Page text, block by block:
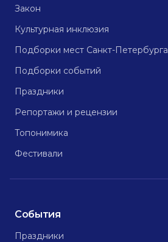
Закон
Культурная инклюзия
Подборки мест Санкт-Петербурга
Подборки событий
Праздники
Репортажи и рецензии
Топонимика
Фестивали
События
Праздники